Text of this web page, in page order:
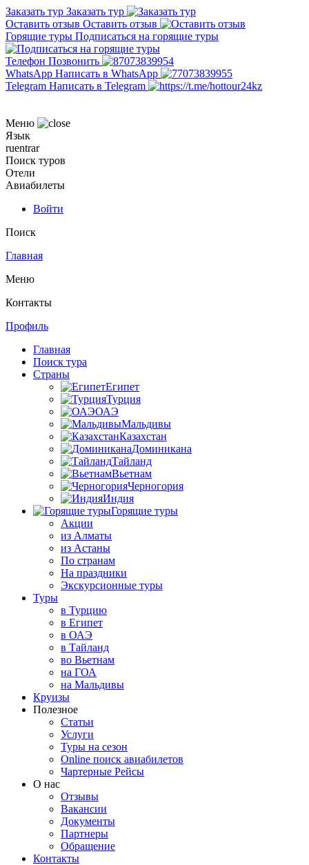
Заказать тур Заказать тур
Оставить отзыв Оставить отзыв
Горящие туры Подписаться на горящие туры
Телефон Позвонить
WhatsApp Написать в WhatsApp
Telegram Написать в Telegram
Меню
Язык
ruentrar
Поиск туров
Отели
Авиабилеты
Войти
Поиск
Главная
Меню
Контакты
Профиль
Главная
Поиск тура
Страны
Египет
Турция
ОАЭ
Мальдивы
Казахстан
Доминикана
Тайланд
Вьетнам
Черногория
Индия
Горящие туры
Акции
из Алматы
из Астаны
По странам
На праздники
Экскурсионные туры
Туры
в Турцию
в Египет
в ОАЭ
в Тайланд
во Вьетнам
на ГОА
на Мальдивы
Круизы
Полезное
Статьи
Услуги
Туры на сезон
Online поиск авиабилетов
Чартерные Рейсы
О нас
Отзывы
Вакансии
Документы
Партнеры
Обращение
Контакты